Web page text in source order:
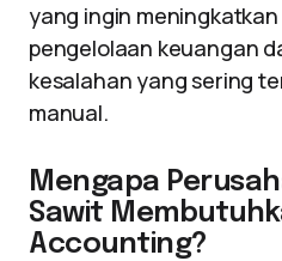
yang ingin
pengelolaan keuangan
kesalahan yang sering
manual.
Mengapa
Sawit
Accounting?